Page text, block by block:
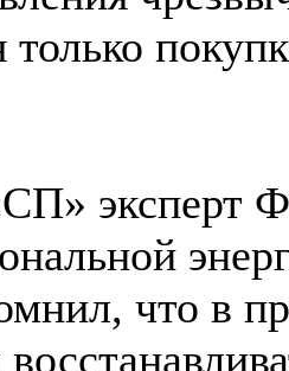
только
эксперт
что в